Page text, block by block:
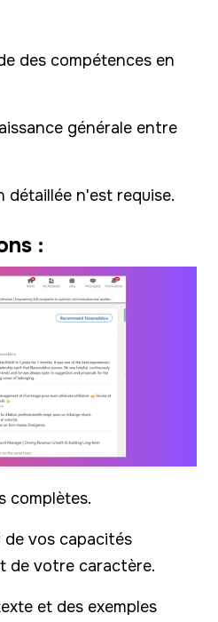
des compétences en
générale entre
détaillée n'est requise.
:
complètes.
de vos capacités
de votre caractère.
et des exemples